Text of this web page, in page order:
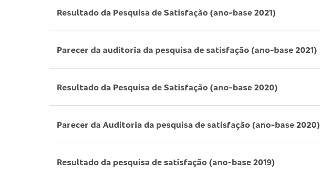
Resultado da Pesquisa de Satisfação (ano-base 2021)
Parecer da auditoria da pesquisa de satisfação (ano-base 2021)
Resultado da Pesquisa de Satisfação (ano-base 2020)
Parecer da Auditoria da pesquisa de satisfação (ano-base 2020)
Resultado da pesquisa de satisfação (ano-base 2019)